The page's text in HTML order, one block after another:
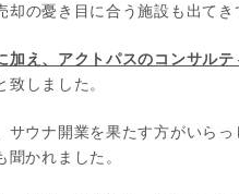
却の憂き目に合う施設も出てき
加え、アクトパスのコンサル
致しました。
サウナ開業を果たす方がいら
かれました。